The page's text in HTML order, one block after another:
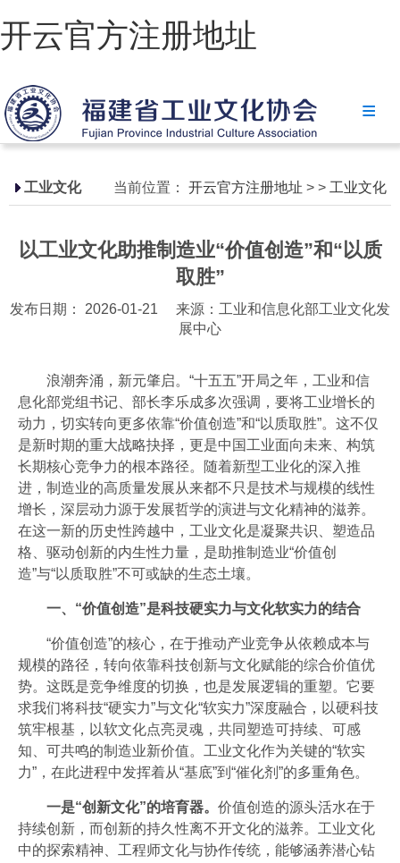
开云官方注册地址
开云官方注册地址
协会简介
政策法规
省级政策
工业文化
工业视频
会员风采
协会月刊
开云官方注册地址-开云(中国)
加入我们
工业文化 当前位置： 开云官方注册地址 > > 工业文化
以工业文化助推制造业“价值创造”和“以质
取胜”
发布日期： 2026-01-21
来源：工业和信息化部工业文化发
展中心
浪潮奔涌，新元肇启。“十五五”开局之年，工业和信
息化部党组书记、部长李乐成多次强调，要将工业增长的
动力，切实转向更多依靠“价值创造”和“以质取胜”。这不仅
是新时期的重大战略抉择，更是中国工业面向未来、构筑
长期核心竞争力的根本路径。随着新型工业化的深入推
进，制造业的高质量发展从来都不只是技术与规模的线性
增长，深层动力源于发展哲学的演进与文化精神的滋养。
在这一新的历史性跨越中，工业文化是凝聚共识、塑造品
格、驱动创新的内生性力量，是助推制造业“价值创
造”与“以质取胜”不可或缺的生态土壤。
一、“价值创造”是科技硬实力与文化软实力的结合
“价值创造”的核心，在于推动产业竞争从依赖成本与
规模的路径，转向依靠科技创新与文化赋能的综合价值优
势。这既是竞争维度的切换，也是发展逻辑的重塑。它要
求我们将科技“硬实力”与文化“软实力”深度融合，以硬科技
筑牢根基，以软文化点亮灵魂，共同塑造可持续、可感
知、可共鸣的制造业新价值。工业文化作为关键的“软实
力”，在此进程中发挥着从“基底”到“催化剂”的多重角色。
一是“创新文化”的培育器。 价值创造的源头活水在于
持续创新，而创新的持久性离不开文化的滋养。工业文化
中的探索精神、工程师文化与协作传统，能够涵养潜心钻